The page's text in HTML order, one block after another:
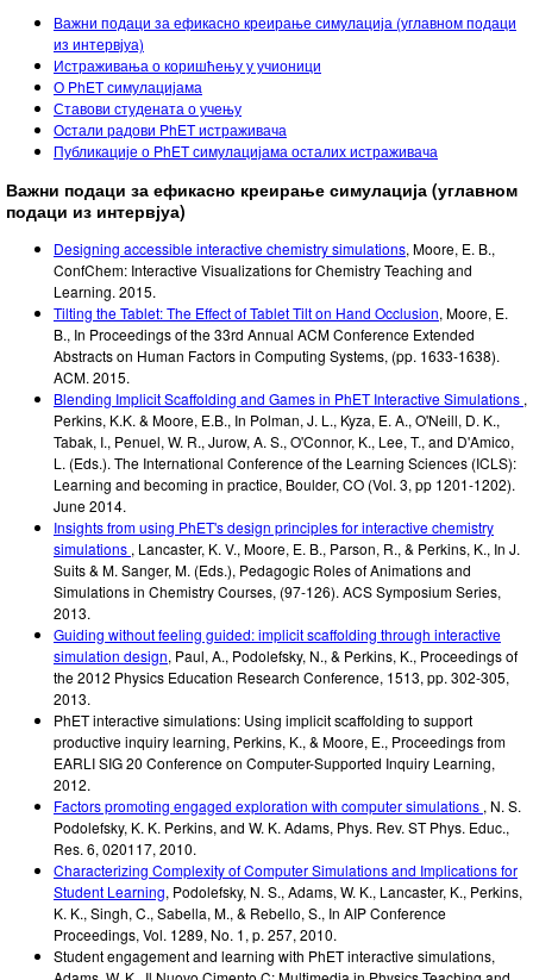
Важни подаци за ефикасно креирање симулација (углавном подаци
из интервјуа)
Истраживања о коришћењу у учионици
О PhET симулацијама
Ставови студената о учењу
Остали радови PhET истраживача
Публикације о PhET симулацијама осталих истраживача
Важни подаци за ефикасно креирање симулација (углавном
подаци из интервјуа)
Designing accessible interactive chemistry simulations, Moore, E. B.,
ConfChem: Interactive Visualizations for Chemistry Teaching and
Learning. 2015.
Tilting the Tablet: The Effect of Tablet Tilt on Hand Occlusion, Moore, E.
B., In Proceedings of the 33rd Annual ACM Conference Extended
Abstracts on Human Factors in Computing Systems, (pp. 1633-1638).
ACM. 2015.
Blending Implicit Scaffolding and Games in PhET Interactive Simulations ,
Perkins, K.K. & Moore, E.B., In Polman, J. L., Kyza, E. A., O'Neill, D. K.,
Tabak, I., Penuel, W. R., Jurow, A. S., O'Connor, K., Lee, T., and D'Amico,
L. (Eds.). The International Conference of the Learning Sciences (ICLS):
Learning and becoming in practice, Boulder, CO (Vol. 3, pp 1201-1202).
June 2014.
Insights from using PhET's design principles for interactive chemistry
simulations , Lancaster, K. V., Moore, E. B., Parson, R., & Perkins, K., In J.
Suits & M. Sanger, M. (Eds.), Pedagogic Roles of Animations and
Simulations in Chemistry Courses, (97-126). ACS Symposium Series,
2013.
Guiding without feeling guided: implicit scaffolding through interactive
simulation design, Paul, A., Podolefsky, N., & Perkins, K., Proceedings of
the 2012 Physics Education Research Conference, 1513, pp. 302-305,
2013.
PhET interactive simulations: Using implicit scaffolding to support
productive inquiry learning, Perkins, K., & Moore, E., Proceedings from
EARLI SIG 20 Conference on Computer-Supported Inquiry Learning,
2012.
Factors promoting engaged exploration with computer simulations , N. S.
Podolefsky, K. K. Perkins, and W. K. Adams, Phys. Rev. ST Phys. Educ.,
Res. 6, 020117, 2010.
Characterizing Complexity of Computer Simulations and Implications for
Student Learning, Podolefsky, N. S., Adams, W. K., Lancaster, K., Perkins,
K. K., Singh, C., Sabella, M., & Rebello, S., In AIP Conference
Proceedings, Vol. 1289, No. 1, p. 257, 2010.
Student engagement and learning with PhET interactive simulations,